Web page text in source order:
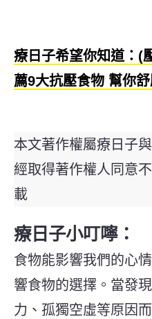
療日子希望你知道：(
薦9大抗壓食物 幫你
本文著作權屬療日子
經取得著作權人同意
載
療日子小叮嚀：
食物能影響我們的心
響食物的選擇。當發
力、孤獨空虛等原因